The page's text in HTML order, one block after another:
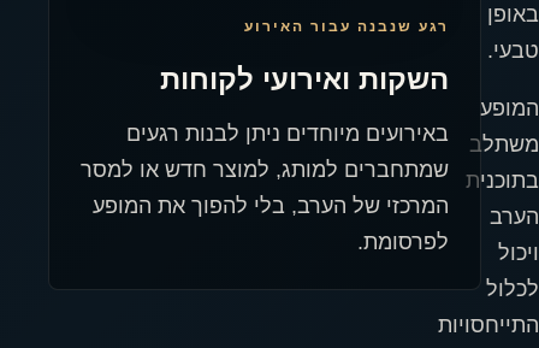
באופן
טבעי.
המופע
משתלב
בתוכנית
הערב
ויכול
לכלול
התייחסויות
רגע שנבנה עבור האירוע
השקות ואירועי לקוחות
באירועים מיוחדים ניתן לבנות רגעים
שמתחברים למותג, למוצר חדש או למסר
המרכזי של הערב, בלי להפוך את המופע
לפרסומת.